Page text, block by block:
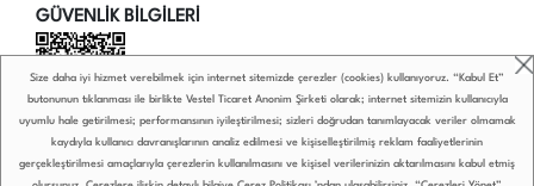
Size daha iyi hizmet verebilmek için internet sitemizde çerezler (cookies) kullanıyoruz. “Kabul Et”
butonunun tıklanması ile birlikte Vestel Ticaret Anonim Şirketi olarak; internet sitemizin kullanıcıyla
uyumlu hale getirilmesi; performansının iyileştirilmesi; sizleri doğrudan tanımlayacak veriler olmamak
kaydıyla kullanıcı davranışlarının analiz edilmesi ve kişiselleştirilmiş reklam faaliyetlerinin
gerçekleştirilmesi amaçlarıyla çerezlerin kullanılmasını ve kişisel verilerinizin aktarılmasını kabul etmiş
GÜVENLİK BİLGİLERİ